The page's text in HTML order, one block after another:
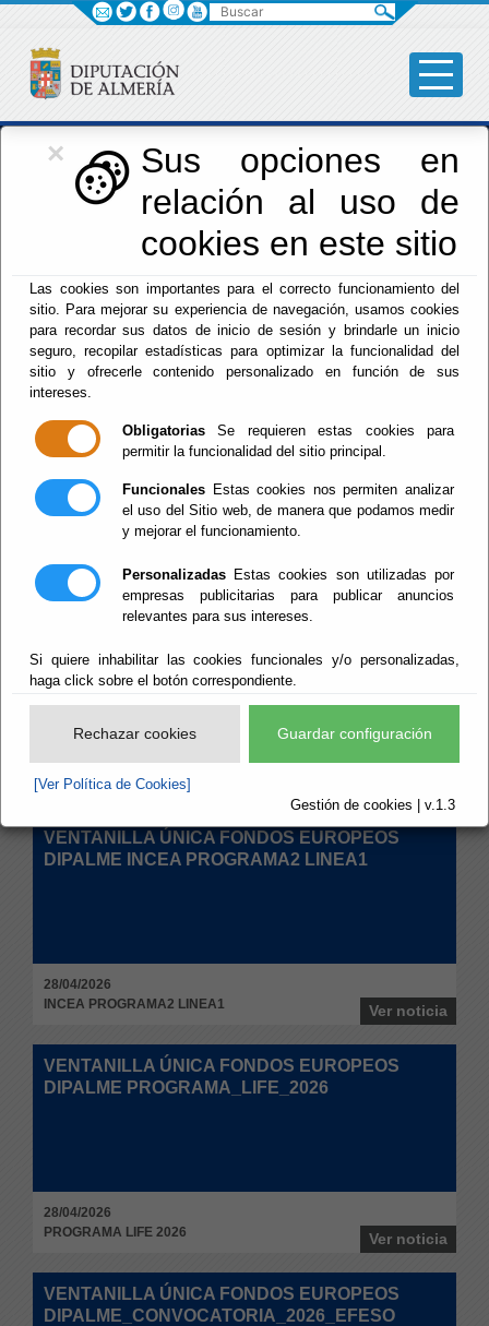
×
Sus opciones en
relación al uso de
cookies en este sitio
Las cookies son importantes para el correcto funcionamiento del
sitio. Para mejorar su experiencia de navegación, usamos cookies
para recordar sus datos de inicio de sesión y brindarle un inicio
seguro, recopilar estadísticas para optimizar la funcionalidad del
sitio y ofrecerle contenido personalizado en función de sus
intereses.
Obligatorias Se requieren estas cookies para
permitir la funcionalidad del sitio principal.
Funcionales Estas cookies nos permiten analizar
el uso del Sitio web, de manera que podamos medir
y mejorar el funcionamiento.
Personalizadas Estas cookies son utilizadas por
empresas publicitarias para publicar anuncios
relevantes para sus intereses.
Si quiere inhabilitar las cookies funcionales y/o personalizadas,
haga click sobre el botón correspondiente.
Rechazar cookies Guardar configuración
[Ver Política de Cookies]
Gestión de cookies | v.1.3
Iniciativas Europeas
Europedirectalmeria
Inicio - Iniciativas Europeas - Noticias
Escuchar
Actualidad -
Teletipos
VENTANILLA ÚNICA FONDOS EUROPEOS
INCEA PROGRAMA2 LINEA2
VENTANILLA ÚNICA FONDOS EUROPEOS
DIPALME INCEA PROGRAMA2 LINEA1
28/04/2026
INCEA PROGRAMA2 LINEA1
Ver noticia
VENTANILLA ÚNICA FONDOS EUROPEOS
DIPALME PROGRAMA­_LIFE­_2026
28/04/2026
PROGRAMA­ LIFE 2026
Ver noticia
VENTANILLA ÚNICA FONDOS EUROPEOS
DIPALME_CONVOCATORIA_2026_EFESO
Buscar